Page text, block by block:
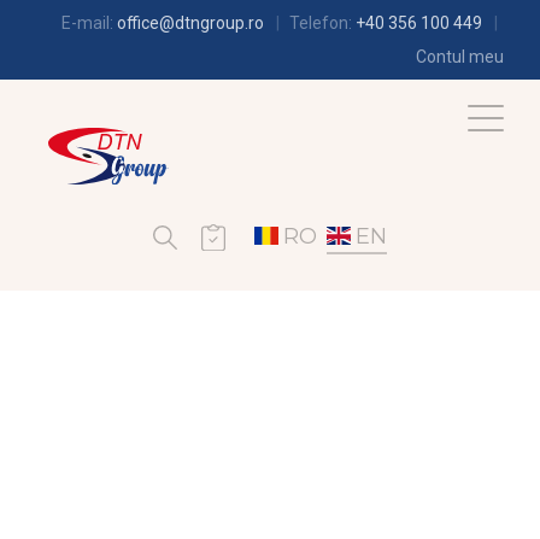
E-mail: office@dtngroup.ro Telefon: +40 356 100 449
Contul meu
RO EN